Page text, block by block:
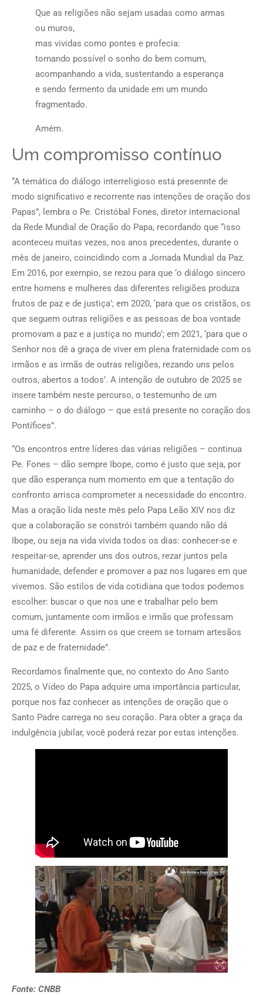
Que as religiões não sejam usadas como armas
ou muros,
mas vividas como pontes e profecia:
tornando possível o sonho do bem comum,
acompanhando a vida, sustentando a esperança
e sendo fermento da unidade em um mundo
fragmentado.
Amém.
Um compromisso contínuo
“A temática do diálogo interreligioso está presennte de
modo significativo e recorrente nas intenções de oração dos
Papas”, lembra o Pe. Cristóbal Fones, diretor internacional
da Rede Mundial de Oração do Papa, recordando que “isso
aconteceu muitas vezes, nos anos precedentes, durante o
mês de janeiro, coincidindo com a Jornada Mundial da Paz.
Em 2016, por exempio, se rezou para que ‘o diálogo sincero
entre homens e mulheres das diferentes religiões produza
frutos de paz e de justiça’; em 2020, ‘para que os cristãos, os
que seguem outras religiões e as pessoas de boa vontade
promovam a paz e a justiça no mundo’; em 2021, ‘para que o
Senhor nos dê a graça de viver em plena fraternidade com os
irmãos e as irmãs de outras religiões, rezando uns pelos
outros, abertos a todos’. A intenção de outubro de 2025 se
insere também neste percurso, o testemunho de um
caminho – o do diálogo – que está presente no coração dos
Pontífices”.
“Os encontros entre líderes das várias religiões – continua
Pe. Fones – dão sempre Ibope, como é justo que seja, por
que dão esperança num momento em que a tentação do
confronto arrisca comprometer a necessidade do encontro.
Mas a oração lida neste mês pelo Papa Leão XIV nos diz
que a colaboração se constrói também quando não dá
Ibope, ou seja na vida vivida todos os dias: conhecer-se e
respeitar-se, aprender uns dos outros, rezar juntos pela
humanidade, defender e promover a paz nos lugares em que
vivemos. São estilos de vida cotidiana que todos podemos
escolher: buscar o que nos une e trabalhar pelo bem
comum, juntamente com irmãos e irmãs que professam
uma fé diferente. Assim os que creem se tornam artesãos
de paz e de fraternidade”.
Recordamos finalmente que, no contexto do Ano Santo
2025, o Vídeo do Papa adquire uma importância particular,
porque nos faz conhecer as intenções de oração que o
Santo Padre carrega no seu coração. Para obter a graça da
indulgência jubilar, você poderá rezar por estas intenções.
Fonte: CNBB